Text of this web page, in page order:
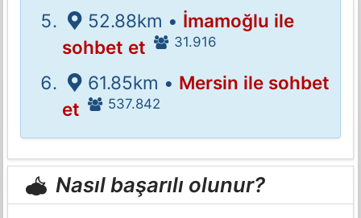
52.88km • İmamoğlu ile
sohbet et
31.916
61.85km • Mersin ile sohbet
et
537.842
Nasıl başarılı olunur?